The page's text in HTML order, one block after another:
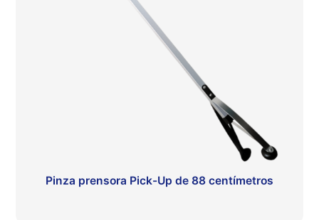
Pinza prensora Pick-Up de 88 centímetros